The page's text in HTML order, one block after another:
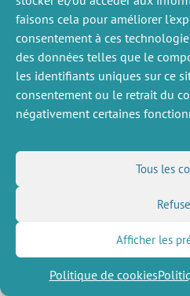
faisons cela pour améliorer
consentement à ces
des données telles que le
les identifiants uniques sur ce
consentement ou le retrait du
négativement certaines
Tous les
Afficher les
Politique de cookies
DIVERS
Job market